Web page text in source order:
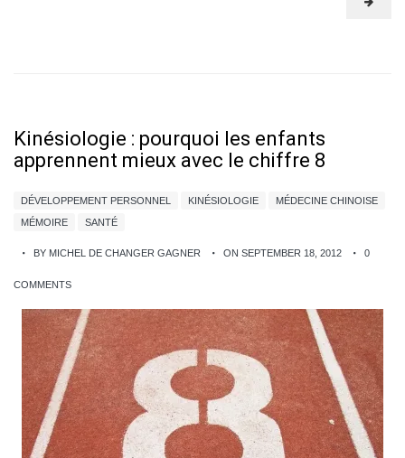
Kinésiologie : pourquoi les enfants
apprennent mieux avec le chiffre 8
DÉVELOPPEMENT PERSONNEL KINÉSIOLOGIE
MÉDECINE CHINOISE
MÉMOIRE
SANTÉ
BY MICHEL DE CHANGER GAGNER ON SEPTEMBER 18, 2012 0
COMMENTS